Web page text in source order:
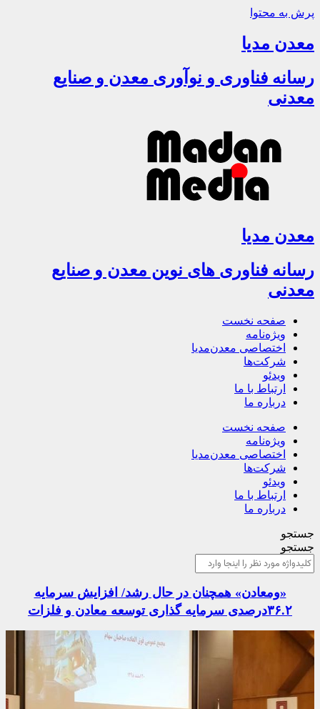
پرش به محتوا
معدن مدیا
رسانه فناوری و نوآوری معدن و صنایع
معدنی
معدن مدیا
رسانه فناوری های نوین معدن و صنایع
معدنی
صفحه نخست
ویژه‌نامه
اختصاصی معدن‌مدیا
شرکت‌ها
ویدئو
ارتباط با ما
درباره ما
صفحه نخست
ویژه‌نامه
اختصاصی معدن‌مدیا
شرکت‌ها
ویدئو
ارتباط با ما
درباره ما
جستجو
جستجو
«ومعادن» همچنان در حال رشد/ افزایش سرمایه
۳۶.۲درصدی سرمایه گذاری توسعه معادن و فلزات